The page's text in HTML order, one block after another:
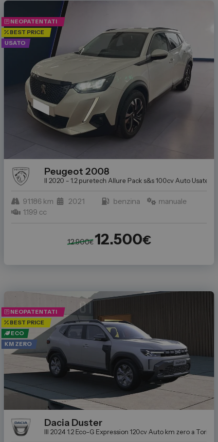
NEOPATENTATI
BEST PRICE
USATO
Peugeot 2008
II 2020 - 1.2 puretech Allure Pack s&s 100cv Auto Usate a
91.186 km 2021 benzina
manuale
1.199 cc
12.900€ 12.500€
NEOPATENTATI
BEST PRICE
ECO
KM ZERO
Dacia Duster
III 2024 1.2 Eco-G Expression 120cv Auto km zero a